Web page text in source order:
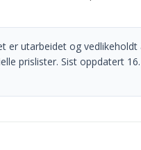
er utarbeidet og
prislister. Sist oppdatert